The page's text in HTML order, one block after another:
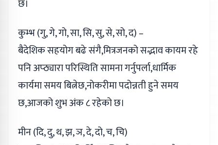
छ।
कुम्भ (गु, गे, गो, सा, सि, सु, से, सो, द) –
बैदेशिक सहयोग बढे संगै,मित्रजनको सद्भाव कायम रहे
पनि अप्ठ्यारा परिस्थिति सामना गर्नुपर्ला,धार्मिक
कार्यमा समय बित्नेछ,नोकरीमा पदोन्नती हुने समय
छ,आजको शुभ अंक ८ रहेको छ।
मीन (दि, दु, थ, झ, ञ, दे, दो, च, चि)